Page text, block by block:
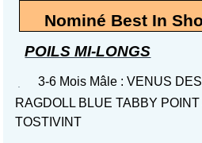
Nominé Best In
POILS MI-LONGS
3-6 Mois Mâle : VENUS
RAGDOLL BLUE TABBY
TOSTIVINT